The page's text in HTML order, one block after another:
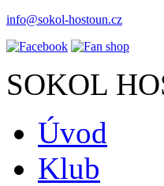
info@sokol-hostoun.cz
SOKOL
Úvod
Klub